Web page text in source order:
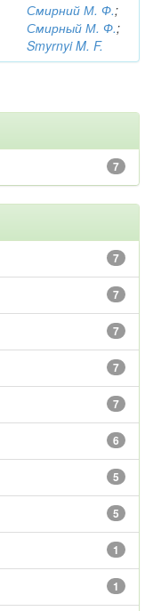
Смирний М. Ф.;
Смирный М. Ф.;
Smyrnyi M. F.
7
7
7
7
7
7
6
5
5
1
1